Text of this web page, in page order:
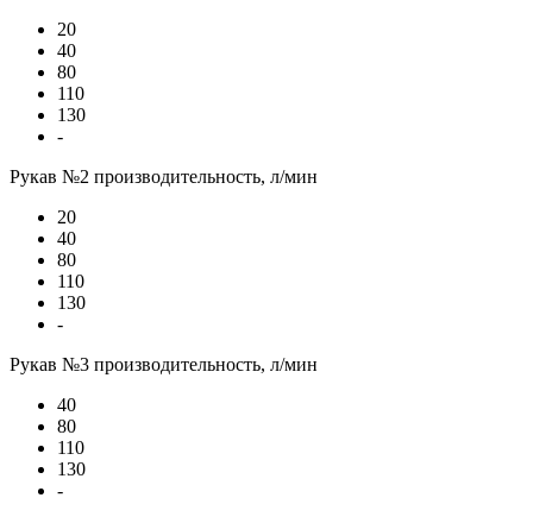
20
40
80
110
130
-
Рукав №2 производительность, л/мин
20
40
80
110
130
-
Рукав №3 производительность, л/мин
40
80
110
130
-